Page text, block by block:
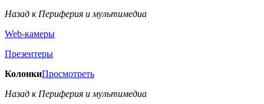
Назад к Периферия и мультимедиа
Web-камеры
Презентеры
КолонкиПросмотреть
Назад к Периферия и мультимедиа